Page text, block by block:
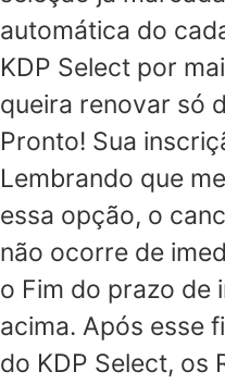
automática do
KDP Select por
queira renovar só
Pronto! Sua
Lembrando que
essa opção, o
não ocorre de
o Fim do prazo de
acima. Após esse
do KDP Select, os